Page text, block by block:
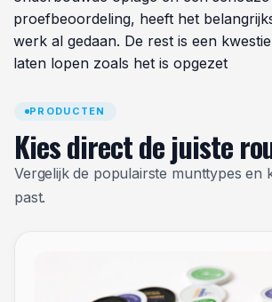
proefbeoordeling, heeft het
werk al gedaan. De rest is een
laten lopen zoals het is opgezet
PRODUCTEN
Kies direct de juiste
Vergelijk de populairste munttypes en
past.